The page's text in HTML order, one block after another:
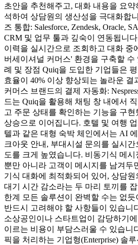
초안을 추천해주고, 대화 내용을 요
석하여 상담원의 생산성을 극대화합
즈 통합: Salesforce, Zendesk, Oracle,
CRM 및 업무 툴과 깊숙이 연동됩니
이력을 실시간으로 조회하고 대화 중
버세이셔널 커머스' 환경을 구축할
례 및 장점 Quiq을 도입한 기업들은
효율이 40% 이상 향상되는 놀라운 결
커머스 브랜드의 결제 자동화:
드는 Quiq을 활용해 채팅 창 내에서
고 주문 상태를 확인하는 기능을 구
상승으로 이어집니다. 호텔 및 여행
텔과 같은 대형 숙박 체인에서는 AI
크아웃 안내, 부대시설 문의를 실시
도를 크게 높였습니다. 비동기식 메
뿐만 아니라 고객이 메시지를 남겨두
기식 대화에 최적화되어 있어, 상담원
대기 시간 감소라는 두 마리 토끼를
한계 모든 솔루션이 완벽할 수는 없듯
반드시 고려해야 할 사항들이 있습니
소상공인이나 스타트업이 감당하기에
이르는 비용이 부담스러울 수 있습니
픽을 처리하는 기업형(Enterprise) 솔